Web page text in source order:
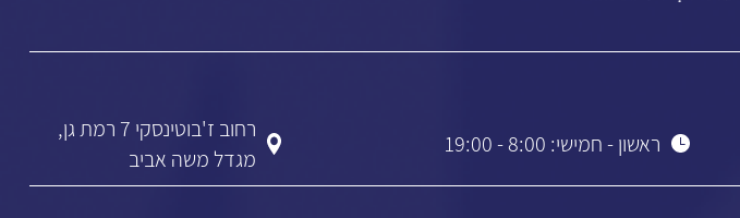
ראשון - חמישי: 8:00 - 19:00
רחוב ז'בוטינסקי 7 רמת גן,
מגדל משה אביב